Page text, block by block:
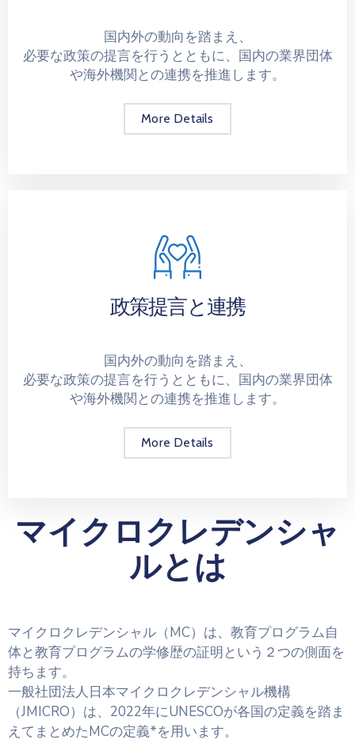
国内外の動向を踏まえ、
必要な政策の提言を行うとともに、国内の業界団体
や海外機関との連携を推進します。
More Details
政策提言と連携
国内外の動向を踏まえ、
必要な政策の提言を行うとともに、国内の業界団体
や海外機関との連携を推進します。
More Details
マイクロクレデンシャ
ルとは
マイクロクレデンシャル（MC）は、教育プログラム自
体と教育プログラムの学修歴の証明という２つの側面を
持ちます。
一般社団法人日本マイクロクレデンシャル機構
（JMICRO）は、2022年にUNESCOが各国の定義を踏ま
えてまとめたMCの定義*を用います。